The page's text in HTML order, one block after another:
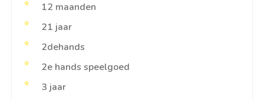
12 maanden
21 jaar
2dehands
2e hands speelgoed
3 jaar